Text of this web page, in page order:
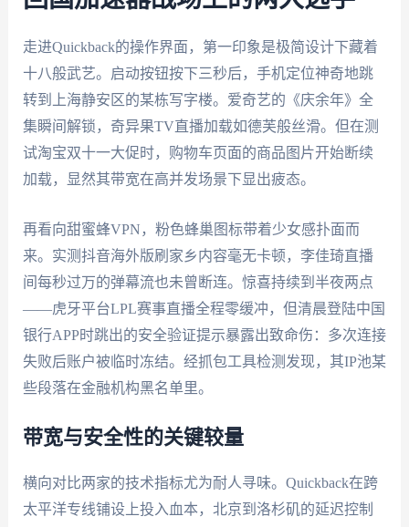
走进Quickback的操作界面，第一印象是极简设计下藏着
十八般武艺。启动按钮按下三秒后，手机定位神奇地跳
转到上海静安区的某栋写字楼。爱奇艺的《庆余年》全
集瞬间解锁，奇异果TV直播加载如德芙般丝滑。但在测
试淘宝双十一大促时，购物车页面的商品图片开始断续
加载，显然其带宽在高并发场景下显出疲态。
再看向甜蜜蜂VPN，粉色蜂巢图标带着少女感扑面而
来。实测抖音海外版刷家乡内容毫无卡顿，李佳琦直播
间每秒过万的弹幕流也未曾断连。惊喜持续到半夜两点
——虎牙平台LPL赛事直播全程零缓冲，但清晨登陆中国
银行APP时跳出的安全验证提示暴露出致命伤：多次连接
失败后账户被临时冻结。经抓包工具检测发现，其IP池某
些段落在金融机构黑名单里。
带宽与安全性的关键较量
横向对比两家的技术指标尤为耐人寻味。Quickback在跨
太平洋专线铺设上投入血本，北京到洛杉矶的延迟控制